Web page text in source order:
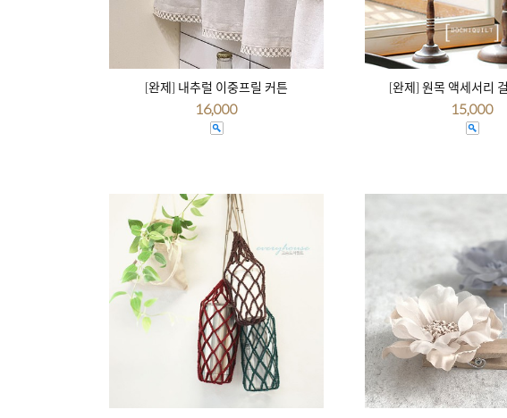
[완제] 내추럴 이중프릴 커튼
16,000
[완제] 원목 액세서리
15,000